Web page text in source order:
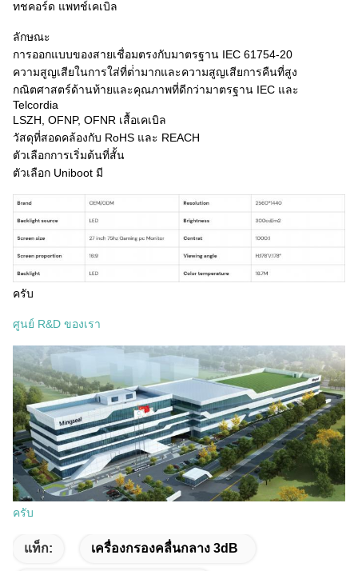
ทชคอร์ด แพทช์เคเบิล
ลักษณะ
การออกแบบของสายเชื่อมตรงกับมาตรฐาน IEC 61754-20
ความสูญเสียในการใส่ที่ต่ํามากและความสูญเสียการคืนที่สูง
กณิตศาสตร์ด้านท้ายและคุณภาพที่ดีกว่ามาตรฐาน IEC และ
Telcordia
LSZH, OFNP, OFNR เสื้อเคเบิล
วัสดุที่สอดคล้องกับ RoHS และ REACH
ตัวเลือกการเริ่มต้นที่สั้น
ตัวเลือก Uniboot มี
ครับ
ศูนย์ R&D ของเรา
ครับ
แท็ก: เครื่องกรองคลื่นกลาง 3dB